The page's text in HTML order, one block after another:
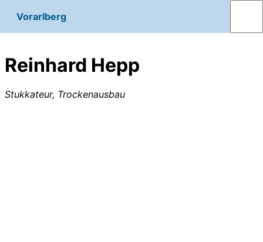
Vorarlberg
Reinhard Hepp
Stukkateur, Trockenausbau